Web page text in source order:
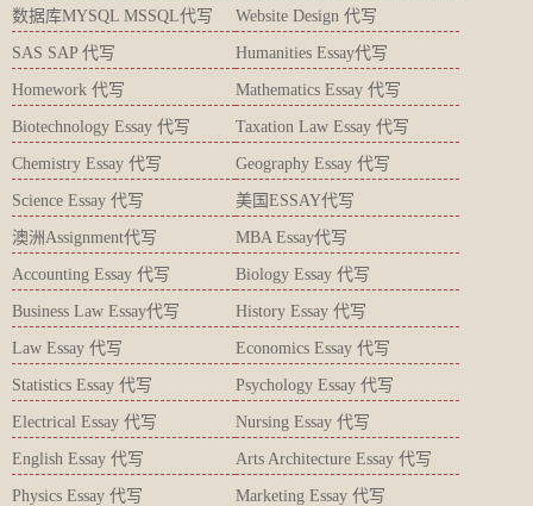
数据库MYSQL MSSQL代写 Website Design 代写
SAS SAP 代写 Humanities Essay代写
Homework 代写 Mathematics Essay 代写
Biotechnology Essay 代写 Taxation Law Essay 代写
Chemistry Essay 代写 Geography Essay 代写
Science Essay 代写 美国ESSAY代写
澳洲Assignment代写 MBA Essay代写
Accounting Essay 代写 Biology Essay 代写
Business Law Essay代写 History Essay 代写
Law Essay 代写 Economics Essay 代写
Statistics Essay 代写 Psychology Essay 代写
Electrical Essay 代写 Nursing Essay 代写
English Essay 代写 Arts Architecture Essay 代写
Physics Essay 代写 Marketing Essay 代写